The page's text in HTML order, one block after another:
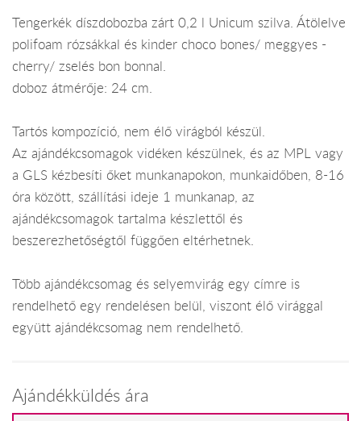
Tengerkék díszdobozba zárt 0,2 l Unicum szilva. Átölelve
polifoam rózsákkal és kinder choco bones/ meggyes -
cherry/ zselés bon bonnal.
doboz átmérője: 24 cm.
Tartós kompozíció, nem élő virágból készül.
Az ajándékcsomagok vidéken készülnek, és az MPL vagy
a GLS kézbesíti őket munkanapokon, munkaidőben, 8-16
óra között, szállítási ideje 1 munkanap, az
ajándékcsomagok tartalma készlettől és
beszerezhetőségtől függően eltérhetnek.
Több ajándékcsomag és selyemvirág egy címre is
rendelhető egy rendelésen belül, viszont élő virággal
együtt ajándékcsomag nem rendelhető.
Ajándékküldés ára